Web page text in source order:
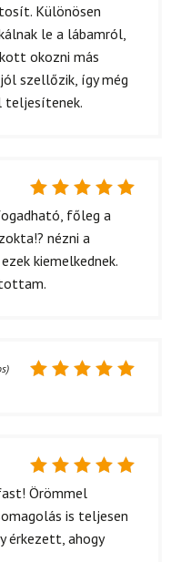
Különösen
le a lábamról,
okozni más
szellőzik, így még
teljesítenek.
Értékelés:
/ 5
főleg a
nézni a
kiemelkednek.
Értékelés:
Örömmel
is teljesen
érkezett, ahogy